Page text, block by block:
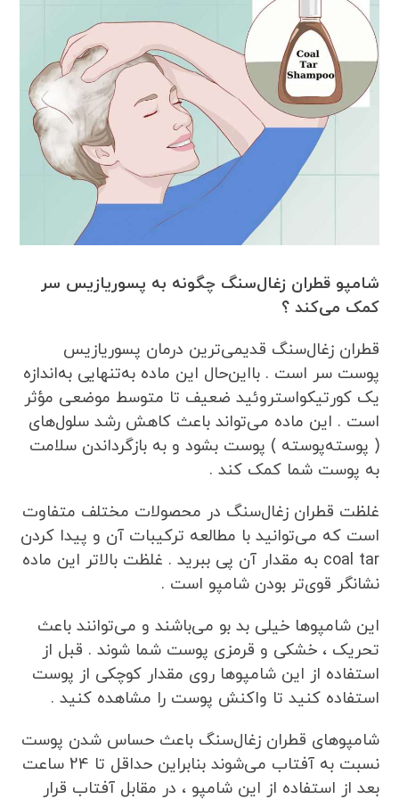
شامپو قطران زغال‌سنگ چگونه به پسوریازیس سر
کمک می‌کند ؟
قطران زغال‌سنگ قدیمی‌ترین درمان پسوریازیس
پوست سر است . بااین‌حال این ماده به‌تنهایی به‌اندازه
یک کورتیکواستروئید ضعیف تا متوسط موضعی مؤثر
است . این ماده می‌تواند باعث کاهش رشد سلول‌های
( پوسته‌پوسته ) پوست بشود و به بازگرداندن سلامت
به پوست شما کمک کند .
غلظت قطران زغال‌سنگ در محصولات مختلف متفاوت
است که می‌توانید با مطالعه ترکیبات آن و پیدا کردن
coal tar به مقدار آن پی ببرید . غلظت بالاتر این ماده
نشانگر قوی‌تر بودن شامپو است .
این شامپوها خیلی بد بو می‌باشند و می‌توانند باعث
تحریک ، خشکی و قرمزی پوست شما شوند . قبل از
استفاده از این شامپوها روی مقدار کوچکی از پوست
استفاده کنید تا واکنش پوست را مشاهده کنید .
شامپوهای قطران زغال‌سنگ باعث حساس شدن پوست
نسبت به آفتاب می‌شوند بنابراین حداقل تا 24 ساعت
بعد از استفاده از این شامپو ، در مقابل آفتاب قرار